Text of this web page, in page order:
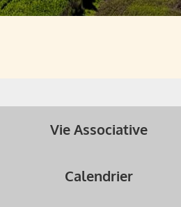
Vie Associative
Calendrier